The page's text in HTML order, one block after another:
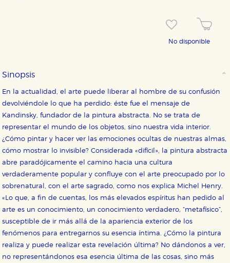
No disponible
Sinopsis
En la actualidad, el arte puede liberar al hombre de su confusión
devolviéndole lo que ha perdido: éste fue el mensaje de
Kandinsky, fundador de la pintura abstracta. No se trata de
representar el mundo de los objetos, sino nuestra vida interior.
¿Cómo pintar y hacer ver las emociones ocultas de nuestras almas,
cómo mostrar lo invisible? Considerada «difícil», la pintura abstracta
abre paradójicamente el camino hacia una cultura
verdaderamente popular y confluye con el arte preocupado por lo
sobrenatural, con el arte sagrado, como nos explica Michel Henry.
«Lo que, a fin de cuentas, los más elevados espíritus han pedido al
arte es un conocimiento, un conocimiento verdadero, “metafísico”,
susceptible de ir más allá de la apariencia exterior de los
fenómenos para entregarnos su esencia íntima. ¿Cómo la pintura
realiza y puede realizar esta revelación última? No dándonos a ver,
no representándonos esa esencia última de las cosas, sino más
Cookies necesarias
Estas cookies son necesarias para que nuestro sitio
web funcione y no es posible deshabilitarlas desde
nuestro sistema. Es posible hacerlo desde el
navegador, pero en ese caso es posible que algunas
áreas de nuestra web dejen de funcionar
correctamente.
Estas cookies se utilizan para mejorar su experiencia
de navegación y optimizar el funcionamiento de
nuestro sitio web. Almacenan configuraciones de
vez que nos visita. La información es agregada y, por lo
tanto, es anónima.
Cookies de publicidad y redes sociales
Estas cookies son gestionadas por nuestros socios